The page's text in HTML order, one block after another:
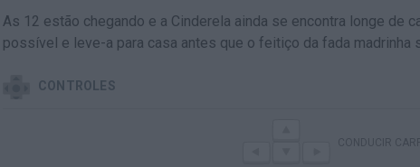
As 12 estão chegando e a Cinderela ainda se encontra longe de
possível e leve-a para casa antes que o feitiço da fada madrinha
CONTROLES